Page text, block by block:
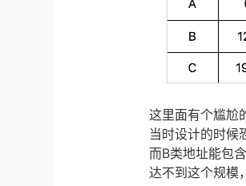
这里面有个尴尬
当时设计的时候
而B类地址能包
达不到这个规模